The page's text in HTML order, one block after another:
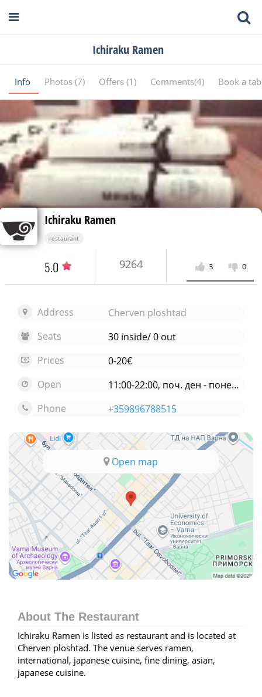
Ichiraku Ramen
Info Photos (7) Offers (1) Comments(4) Book a
Ichiraku Ramen
restaurant
5.0 9264 3 0
Address
Cherven ploshtad
Seats
30 inside/ 0 out
Prices
0-20€
Open
11:00-22:00, поч. ден - понеделник
Phone
+359896788515
Open map
About The Restaurant
Ichiraku Ramen is listed as restaurant and is located at
Cherven ploshtad. The venue serves ramen,
international, japanese cuisine, fine dining, asian,
japanese cuisine.